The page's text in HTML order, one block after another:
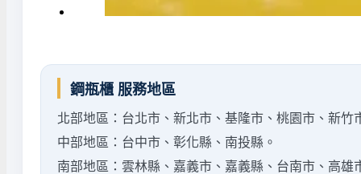
鋼瓶櫃 服務地區
北部地區：台北市、新北市、基隆市、桃園市、新竹
中部地區：台中市、彰化縣、南投縣。
南部地區：雲林縣、嘉義市、嘉義縣、台南市、高雄